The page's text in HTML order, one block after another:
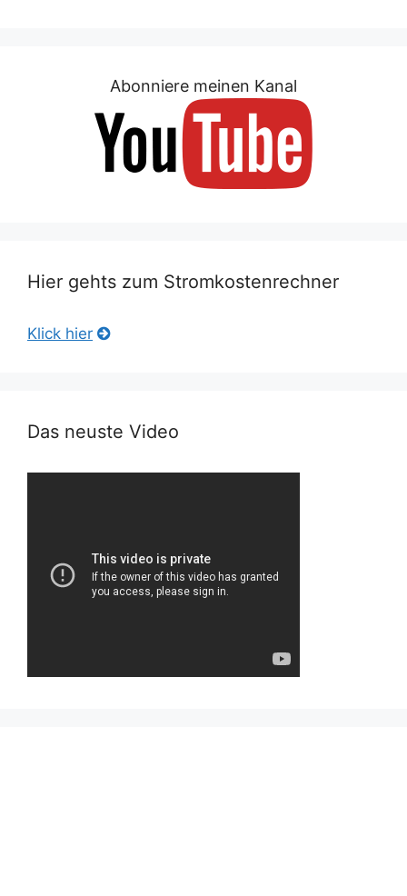
Abonniere meinen Kanal
Hier gehts zum Stromkostenrechner
Klick hier
Das neuste Video